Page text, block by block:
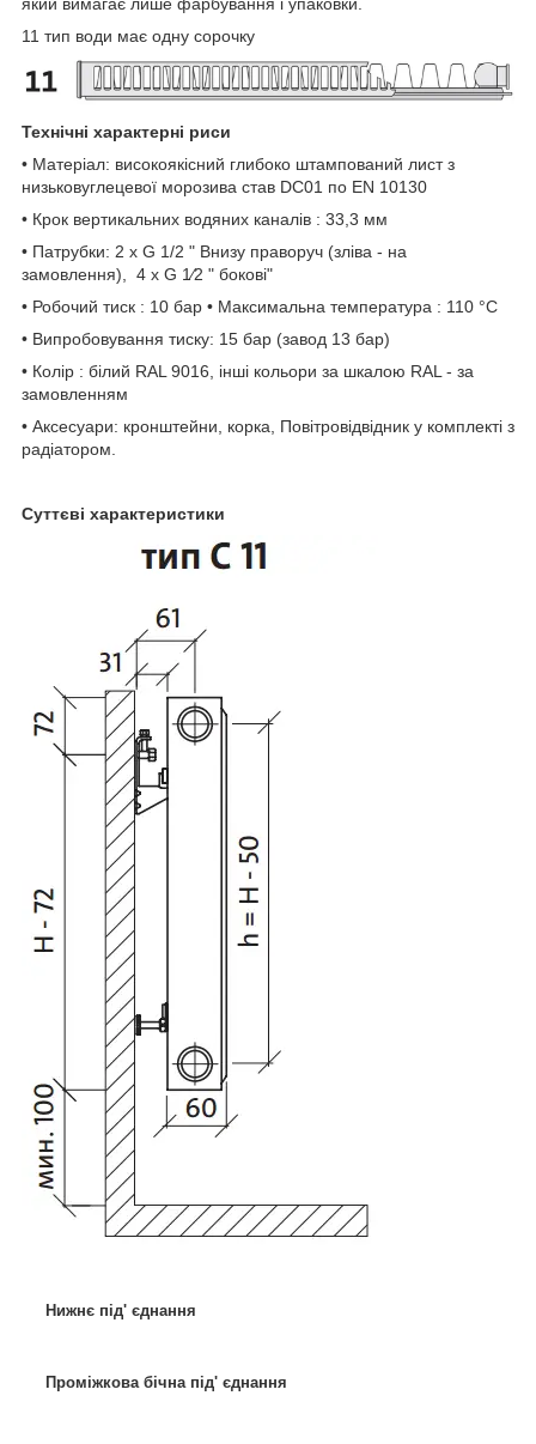
11 тип води має одну сорочку
Технічні характерні риси
• Матеріал: високоякісний глибоко штампований лист з
низьковуглецевої морозива став DC01 по EN 10130
• Крок вертикальних водяних каналів : 33,3 мм
• Патрубки: 2 x G 1/2 " Внизу праворуч (зліва - на
замовлення), 4 x G 1⁄2 " бокові"
• Робочий тиск : 10 бар • Максимальна температура : 110 °C
• Випробовування тиску: 15 бар (завод 13 бар)
• Колір : білий RAL 9016, інші кольори за шкалою RAL - за
замовленням
• Аксесуари: кронштейни, корка, Повітровідвідник у комплекті з
радіатором.
Суттєві характеристики
Нижнє під' єднання
Проміжкова бічна під' єднання